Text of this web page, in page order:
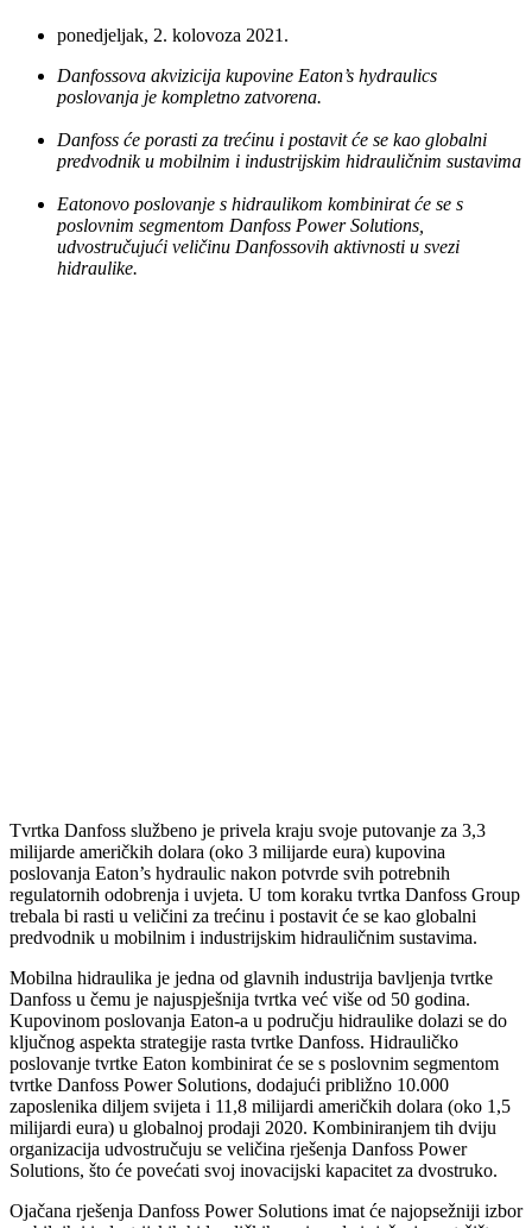
ponedjeljak, 2. kolovoza 2021.
Danfossova akvizicija kupovine Eaton’s hydraulics
poslovanja je kompletno zatvorena.
Danfoss će porasti za trećinu i postavit će se kao globalni
predvodnik u mobilnim i industrijskim hidrauličnim sustavima
Eatonovo poslovanje s hidraulikom kombinirat će se s
poslovnim segmentom Danfoss Power Solutions,
udvostručujući veličinu Danfossovih aktivnosti u svezi
hidraulike.
Tvrtka Danfoss službeno je privela kraju svoje putovanje za 3,3
milijarde američkih dolara (oko 3 milijarde eura) kupovina
poslovanja Eaton’s hydraulic nakon potvrde svih potrebnih
regulatornih odobrenja i uvjeta. U tom koraku tvrtka Danfoss Group
trebala bi rasti u veličini za trećinu i postavit će se kao globalni
predvodnik u mobilnim i industrijskim hidrauličnim sustavima.
Mobilna hidraulika je jedna od glavnih industrija bavljenja tvrtke
Danfoss u čemu je najuspješnija tvrtka već više od 50 godina.
Kupovinom poslovanja Eaton-a u području hidraulike dolazi se do
ključnog aspekta strategije rasta tvrtke Danfoss. Hidrauličko
poslovanje tvrtke Eaton kombinirat će se s poslovnim segmentom
tvrtke Danfoss Power Solutions, dodajući približno 10.000
zaposlenika diljem svijeta i 11,8 milijardi američkih dolara (oko 1,5
milijardi eura) u globalnoj prodaji 2020. Kombiniranjem tih dviju
organizacija udvostručuju se veličina rješenja Danfoss Power
Solutions, što će povećati svoj inovacijski kapacitet za dvostruko.
Ojačana rješenja Danfoss Power Solutions imat će najopsežniji izbor